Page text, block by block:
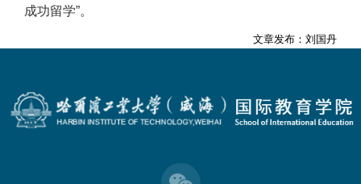
成功留学”。
文章发布：刘国丹